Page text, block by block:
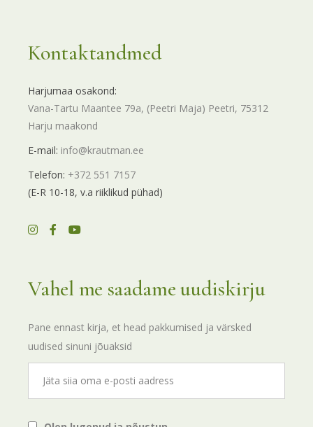
Kontaktandmed
Harjumaa osakond:
Vana-Tartu Maantee 79a, (Peetri Maja) Peetri, 75312
Harju maakond
E-mail: info@krautman.ee
Telefon: +372 551 7157
(E-R 10-18, v.a riiklikud pühad)
Vahel me saadame uudiskirju
Pane ennast kirja, et head pakkumised ja värsked
uudised sinuni jõuaksid